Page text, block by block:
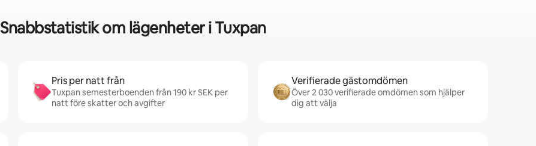
Snabbstatistik om lägenheter i Tuxpan
Pris per natt från
Tuxpan semesterboenden från 190 kr SEK per
natt före skatter och avgifter
Verifierade gästomdömen
Över 2 030 verifierade omdömen som hjälper
dig att välja